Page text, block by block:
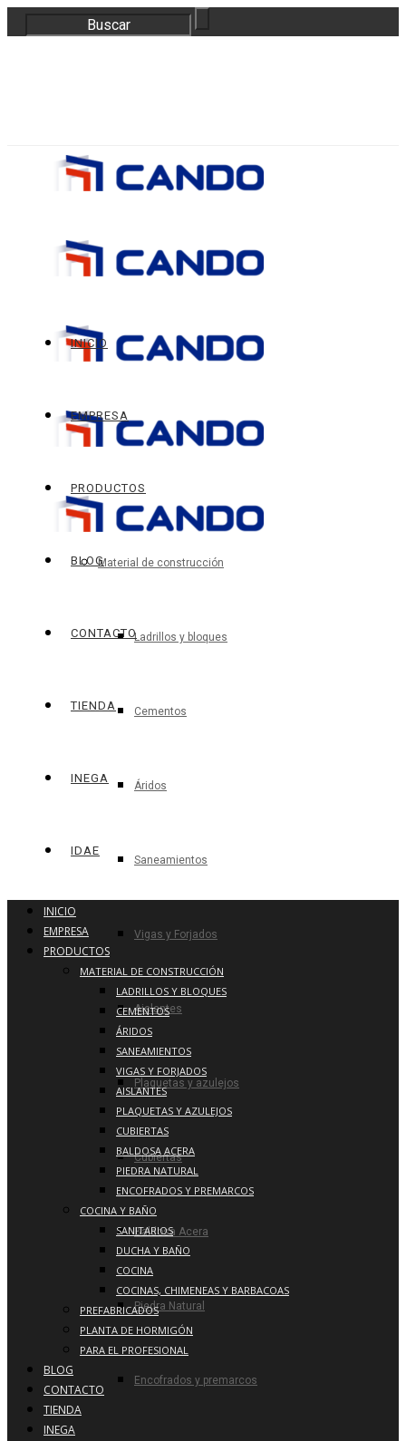
INICIO
EMPRESA
PRODUCTOS
Material de construcción
Ladrillos y bloques
Cementos
Áridos
Saneamientos
Vigas y Forjados
Aislantes
Plaquetas y azulejos
Cubiertas
Baldosa Acera
Piedra Natural
Encofrados y premarcos
BLOG
CONTACTO
TIENDA
INEGA
IDAE
INICIO
EMPRESA
PRODUCTOS
MATERIAL DE CONSTRUCCIÓN
LADRILLOS Y BLOQUES
CEMENTOS
ÁRIDOS
SANEAMIENTOS
VIGAS Y FORJADOS
AISLANTES
PLAQUETAS Y AZULEJOS
CUBIERTAS
BALDOSA ACERA
PIEDRA NATURAL
ENCOFRADOS Y PREMARCOS
COCINA Y BAÑO
SANITARIOS
DUCHA Y BAÑO
COCINA
COCINAS, CHIMENEAS Y BARBACOAS
PREFABRICADOS
PLANTA DE HORMIGÓN
PARA EL PROFESIONAL
BLOG
CONTACTO
TIENDA
INEGA